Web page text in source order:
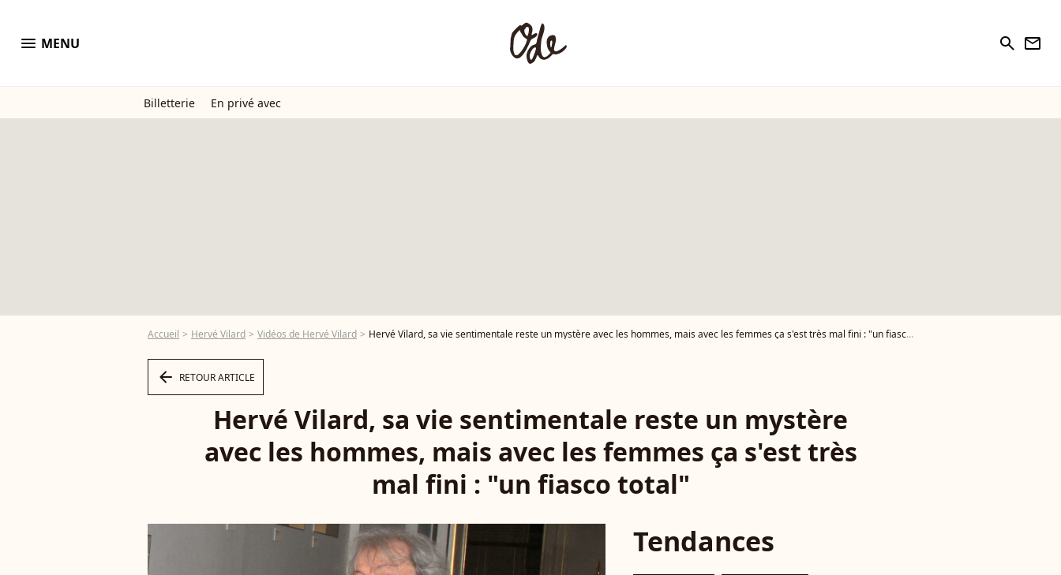
menu MENU search newsletter
Billetterie En privé avec
Accueil Hervé Vilard Vidéos de Hervé Vilard Hervé Vilard, sa vie sentimentale reste un mystère avec les hommes, mais avec les femmes ça s'est très mal fini : "un fiasco total" - Vidéo
arrow_left RETOUR ARTICLE
Hervé Vilard, sa vie sentimentale reste un mystère
avec les hommes, mais avec les femmes ça s'est très
mal fini : "un fiasco total"
Tendances